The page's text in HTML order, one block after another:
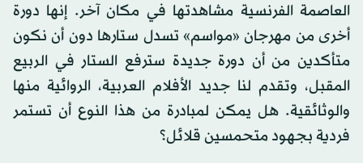
العاصمة الفرنسية مشاهدتها في مكان آخر. إنها دورة
أخرى من مهرجان «مواسم» تسدل ستارها دون أن نكون
متأكدين من أن دورة جديدة سترفع الستار في الربيع
المقبل، وتقدم لنا جديد الأفلام العربية، الروائية منها
والوثائقية. هل يمكن لمبادرة من هذا النوع أن تستمر
فردية بجهود متحمسين قلائل؟